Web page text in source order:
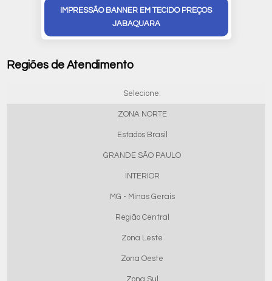
IMPRESSÃO BANNER EM TECIDO PREÇOS
JABAQUARA
Regiões de Atendimento
Selecione:
ZONA NORTE
Estados Brasil
GRANDE SÃO PAULO
INTERIOR
MG - Minas Gerais
Região Central
Zona Leste
Zona Oeste
Zona Sul